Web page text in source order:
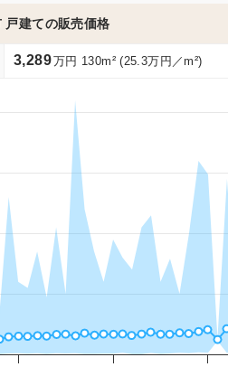
戸建ての販売価格
3,289万円 130m² (25.3万円／m²)